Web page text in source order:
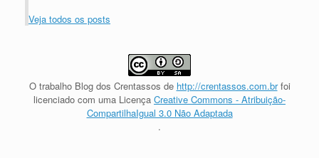
Veja todos os posts
O trabalho Blog dos Crentassos de http://crentassos.com.brfoi
licenciado com uma Licença Creative Commons - Atribuição-
CompartilhaIgual 3.0 Não Adaptada
.